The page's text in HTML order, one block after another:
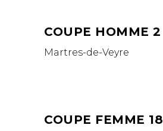
COUPE HOMME 2
Martres-de-Veyre
COUPE FEMME 18